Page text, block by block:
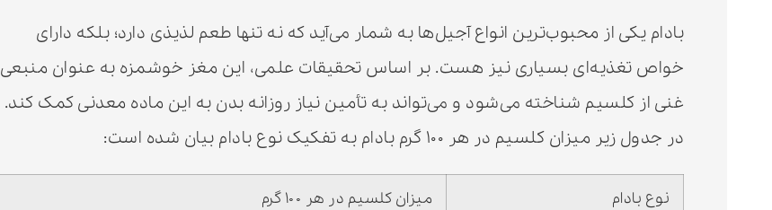
بادام یکی از محبوب‌ترین انواع آجیل‌ها به شمار می‌آید که نه تنها طعم لذیذی دارد؛ بلکه دارای
خواص تغذیه‌ای بسیاری نیز هست. بر اساس تحقیقات علمی، این مغز خوشمزه به عنوان منبعی
غنی از کلسیم شناخته می‌شود و می‌تواند به تأمین نیاز روزانه بدن به این ماده معدنی کمک کند.
در جدول زیر میزان کلسیم در هر ۱۰۰ گرم بادام به تفکیک نوع بادام بیان شده است:
نوع بادام میزان کلسیم در هر ۱۰۰ گرم